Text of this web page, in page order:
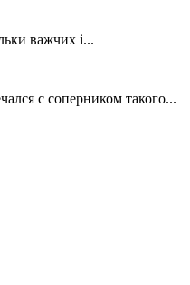
важчих і...
с соперником такого...